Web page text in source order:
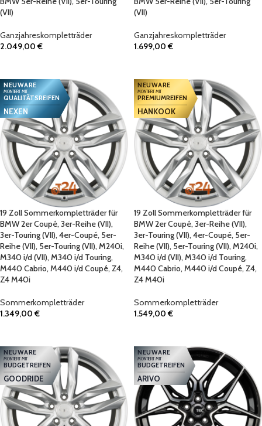
(VII)
Ganzjahreskompletträder
2.049,00€
(VII)
Ganzjahreskompletträder
1.699,00€
NEUWARE
MONTIERT MIT
QUALITÄTSREIFEN
NEXEN
19 Zoll Sommerkompletträder für
BMW 2er Coupé, 3er-Reihe (VII),
3er-Touring (VII), 4er-Coupé, 5er-
Reihe (VII), 5er-Touring (VII), M240i,
M340 i/d (VII), M340 i/d Touring,
M440 Cabrio, M440 i/d Coupé, Z4,
Z4 M40i
Sommerkompletträder
1.349,00€
NEUWARE
MONTIERT MIT
PREMIUMREIFEN
HANKOOK
19 Zoll Sommerkompletträder für
BMW 2er Coupé, 3er-Reihe (VII),
3er-Touring (VII), 4er-Coupé, 5er-
Reihe (VII), 5er-Touring (VII), M240i,
M340 i/d (VII), M340 i/d Touring,
M440 Cabrio, M440 i/d Coupé, Z4,
Z4 M40i
Sommerkompletträder
1.549,00€
NEUWARE
MONTIERT MIT
BUDGETREIFEN
GOODRIDE
NEUWARE
MONTIERT MIT
BUDGETREIFEN
ARIVO